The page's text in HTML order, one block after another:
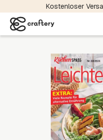
Kostenloser